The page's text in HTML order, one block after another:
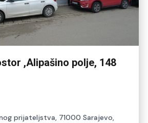
,Alipašino polje, 148
prijateljstva, 71000 Sarajevo,